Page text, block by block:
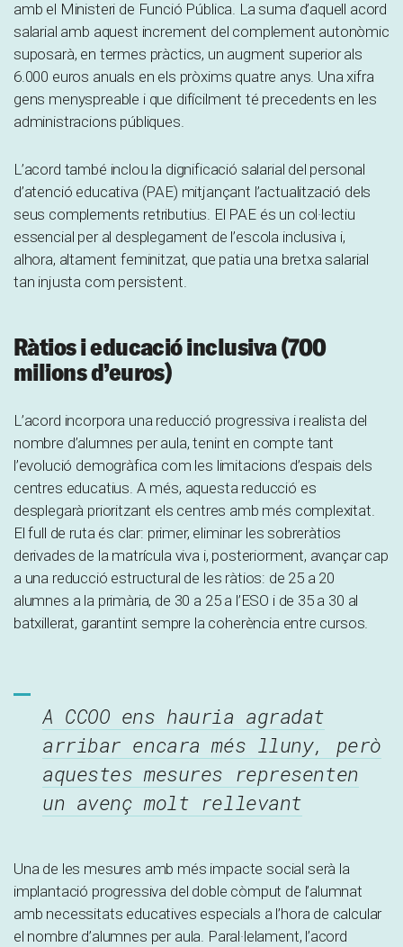
amb el Ministeri de Funció Pública. La suma d’aquell acord
salarial amb aquest increment del complement autonòmic
suposarà, en termes pràctics, un augment superior als
6.000 euros anuals en els pròxims quatre anys. Una xifra
gens menyspreable i que difícilment té precedents en les
administracions públiques.
L’acord també inclou la dignificació salarial del personal
d’atenció educativa (PAE) mitjançant l’actualització dels
seus complements retributius. El PAE és un col·lectiu
essencial per al desplegament de l’escola inclusiva i,
alhora, altament feminitzat, que patia una bretxa salarial
tan injusta com persistent.
Ràtios i educació inclusiva (700
milions d’euros)
L’acord incorpora una reducció progressiva i realista del
nombre d’alumnes per aula, tenint en compte tant
l’evolució demogràfica com les limitacions d’espais dels
centres educatius. A més, aquesta reducció es
desplegarà prioritzant els centres amb més complexitat.
El full de ruta és clar: primer, eliminar les sobreràtios
derivades de la matrícula viva i, posteriorment, avançar cap
a una reducció estructural de les ràtios: de 25 a 20
alumnes a la primària, de 30 a 25 a l’ESO i de 35 a 30 al
batxillerat, garantint sempre la coherència entre cursos.
A CCOO ens hauria agradat
arribar encara més lluny, però
aquestes mesures representen
un avenç molt rellevant
Una de les mesures amb més impacte social serà la
implantació progressiva del doble còmput de l’alumnat
amb necessitats educatives especials a l’hora de calcular
el nombre d’alumnes per aula. Paral·lelament, l’acord